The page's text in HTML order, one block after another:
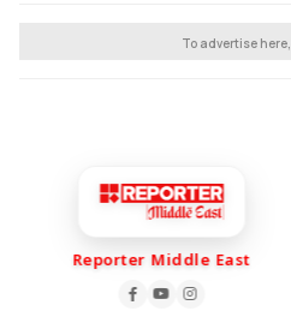
To advertise here,
Reporter Middle East